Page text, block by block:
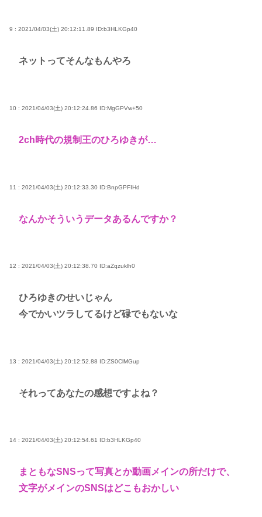
9 : 2021/04/03(土) 20:12:11.89 ID:b3HLKGp40
ネットってそんなもんやろ
10 : 2021/04/03(土) 20:12:24.86 ID:MgGPVw+50
2ch時代の規制王のひろゆきが…
11 : 2021/04/03(土) 20:12:33.30 ID:BnpGPFIHd
なんかそういうデータあるんですか？
12 : 2021/04/03(土) 20:12:38.70 ID:aZqzuklh0
ひろゆきのせいじゃん
今でかいツラしてるけど碌でもないな
13 : 2021/04/03(土) 20:12:52.88 ID:ZS0ClMGup
それってあなたの感想ですよね？
14 : 2021/04/03(土) 20:12:54.61 ID:b3HLKGp40
まともなSNSって写真とか動画メインの所だけで、
文字がメインのSNSはどこもおかしい